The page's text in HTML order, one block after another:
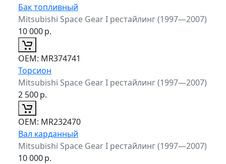
Бак топливный
Mitsubishi Space Gear I рестайлинг (1997—2007)
10 000р.
ОЕМ: MR374741
Торсион
Mitsubishi Space Gear I рестайлинг (1997—2007)
2 500р.
ОЕМ: MR232470
Вал карданный
Mitsubishi Space Gear I рестайлинг (1997—2007)
10 000р.